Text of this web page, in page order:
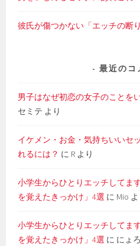
彼氏が傷つかない「エッチの断り
最近のコ
男子はなぜ初恋の女子のことを
セミテ より
イケメン・お金・気持ちいいセ
れるには？ に R より
小学生からひとりエッチしてま
を覚えたきっかけ」4選 に Mio
小学生からひとりエッチしてま
を覚えたきっかけ」4選 に にょろ